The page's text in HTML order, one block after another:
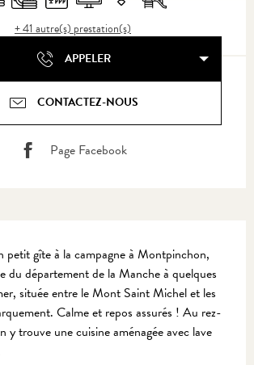
+ 41 autre(s) prestation(s)
APPELER
CONTACTEZ-NOUS
Page Facebook
petit gîte à la campagne à Montpinchon,
du département de la Manche à quelques
située entre le Mont Saint Michel et les
Calme et repos assurés ! Au rez-
y trouve une cuisine aménagée avec lave